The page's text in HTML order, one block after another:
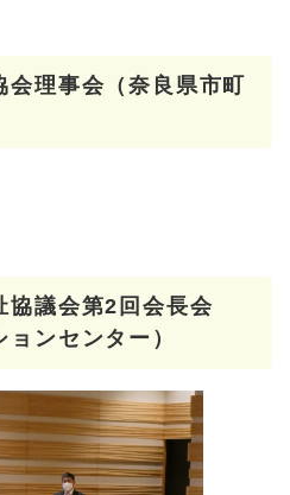
会理事会（奈良県市町
協議会第2回会長会
ョンセンター）